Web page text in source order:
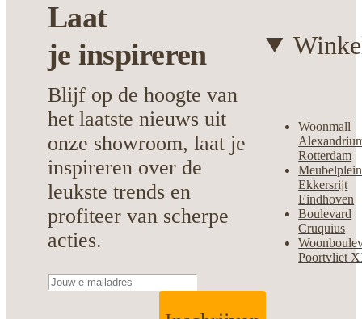
Laat
je inspireren
Blijf op de hoogte van
het laatste nieuws uit
onze showroom, laat je
inspireren over de
leukste trends en
profiteer van scherpe
acties.
Woonmall
Rotterdam
Meubelplein
Ekkersrijt
Eindhoven
Boulevard
Cruquius
Poortvliet